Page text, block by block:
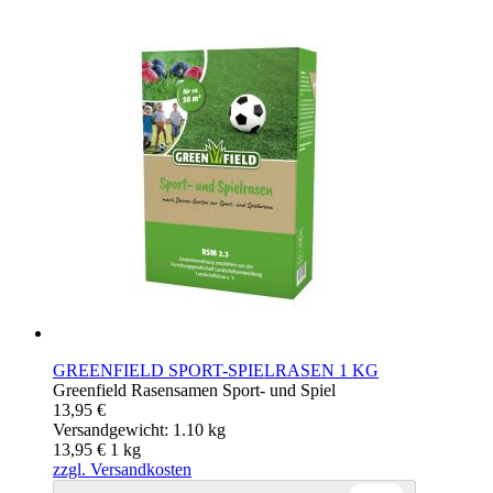
GREENFIELD SPORT-SPIELRASEN 1 KG
Greenfield Rasensamen Sport- und Spiel
13,95 €
Versandgewicht: 1.10 kg
13,95 € 1 kg
zzgl. Versandkosten